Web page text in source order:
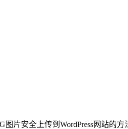
图片安全上传到WordPress网站的方